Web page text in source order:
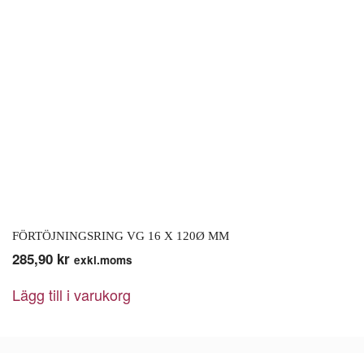
FÖRTÖJNINGSRING VG 16 X 120Ø MM
285,90 kr exkl.moms
Lägg till i varukorg